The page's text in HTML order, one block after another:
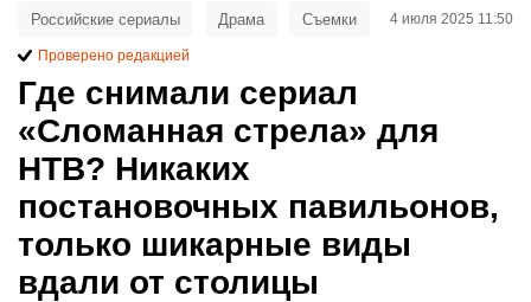
Где снимали сериал
«Сломанная стрела» для
НТВ? Никаких
постановочных павильонов,
только шикарные виды
вдали от столицы
Российские сериалы Драма Съемки 4 июля 2025 11:50
Проверено редакцией